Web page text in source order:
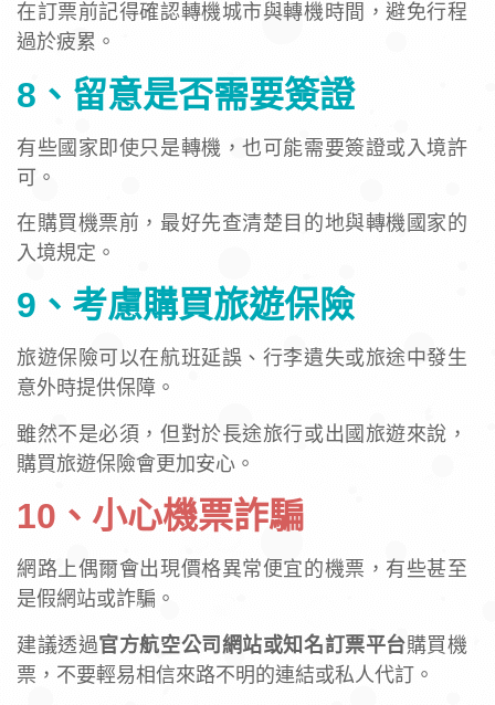
在訂票前記得確認轉機城市與轉機時間，避免行程
過於疲累。
8、留意是否需要簽證
有些國家即使只是轉機，也可能需要簽證或入境許
可。
在購買機票前，最好先查清楚目的地與轉機國家的
入境規定。
9、考慮購買旅遊保險
旅遊保險可以在航班延誤、行李遺失或旅途中發生
意外時提供保障。
雖然不是必須，但對於長途旅行或出國旅遊來說，
購買旅遊保險會更加安心。
10、小心機票詐騙
網路上偶爾會出現價格異常便宜的機票，有些甚至
是假網站或詐騙。
建議透過官方航空公司網站或知名訂票平台購買機
票，不要輕易相信來路不明的連結或私人代訂。